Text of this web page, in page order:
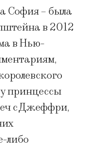
София – была
в 2012
в Нью-
принцессы
с Джеффри,
либо